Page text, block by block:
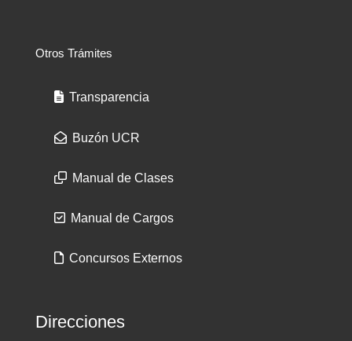
Otros Trámites
Transparencia
Buzón UCR
Manual de Clases
Manual de Cargos
Concursos Externos
Direcciones